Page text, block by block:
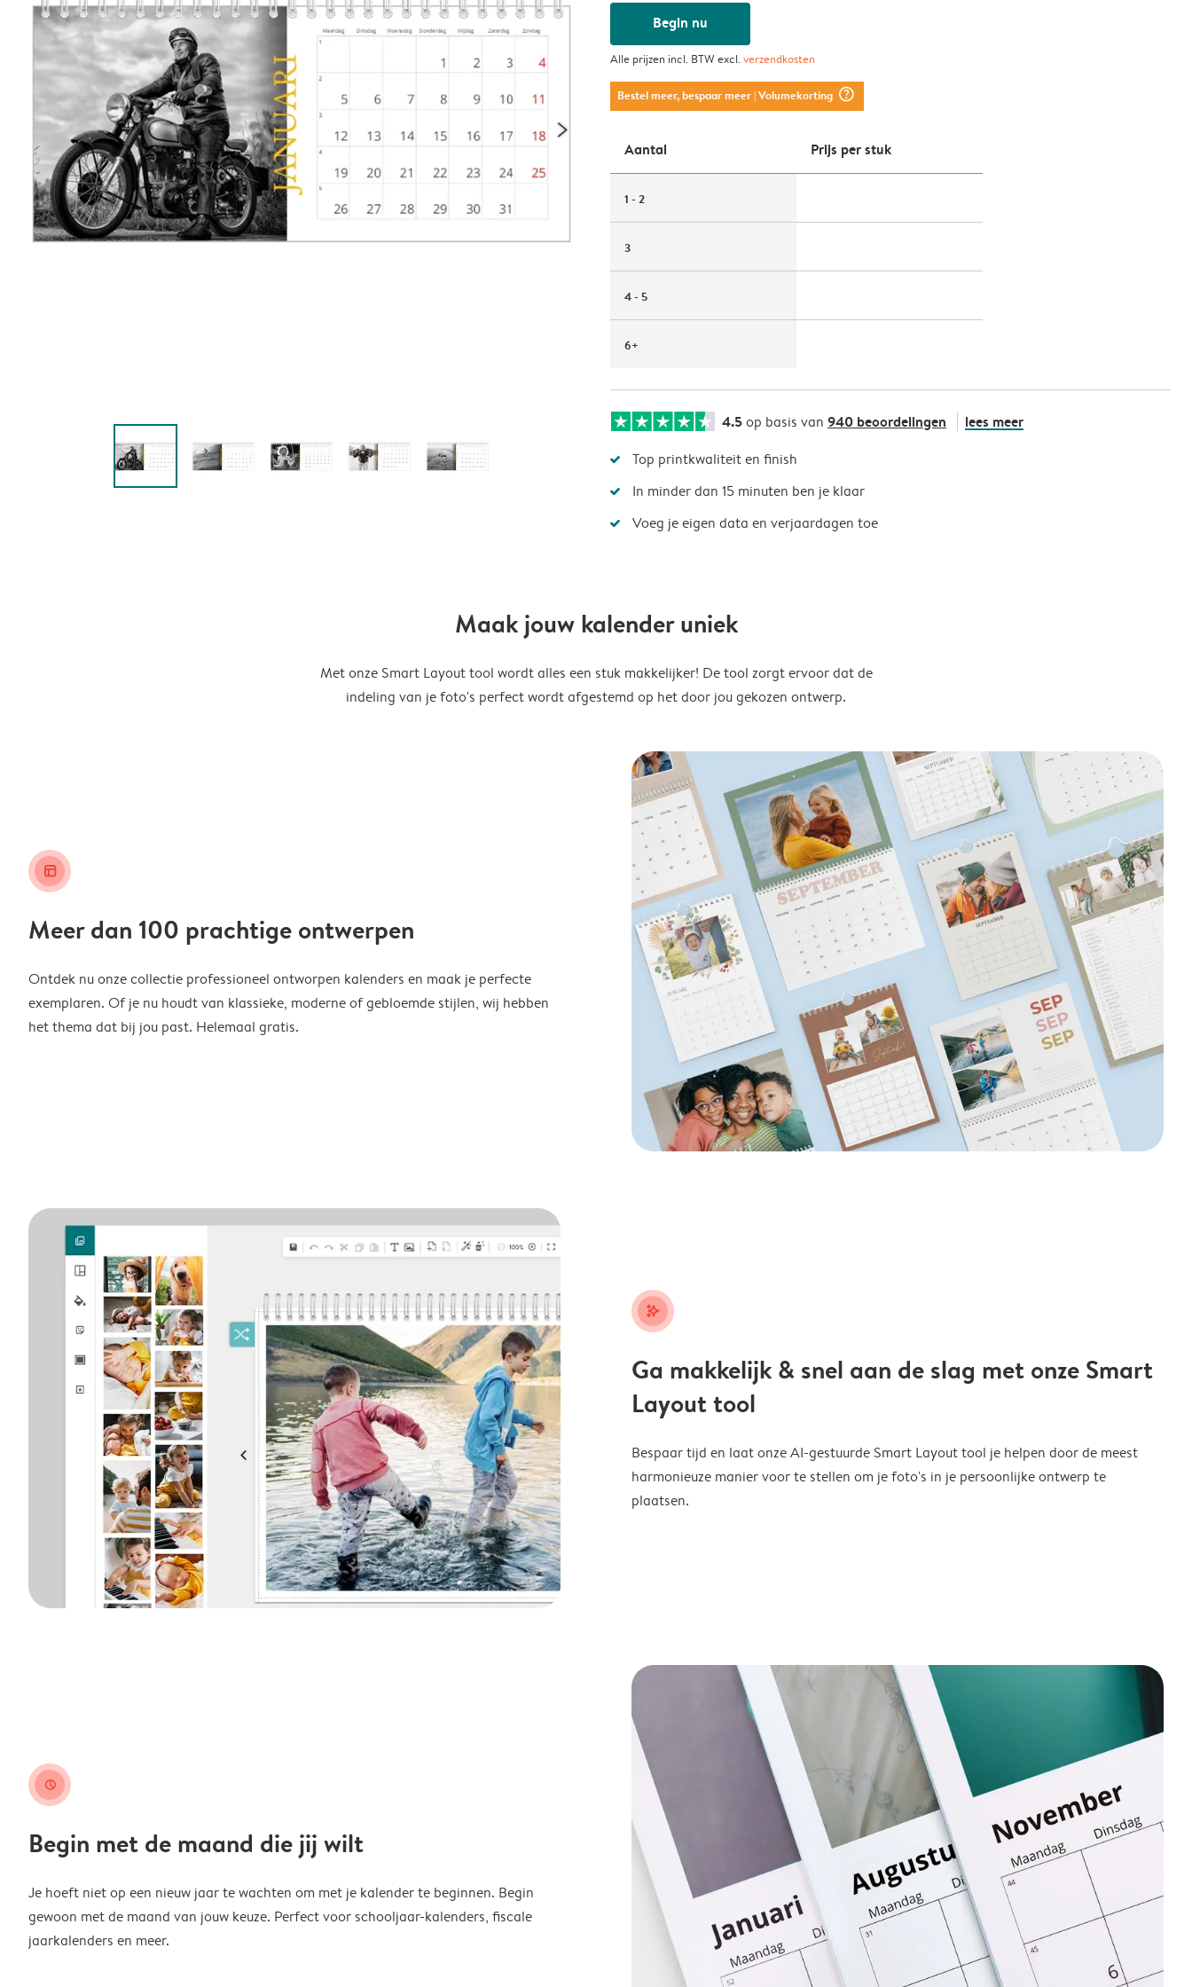
Begin nu
Alle prijzen incl. BTW excl.verzendkosten
Bestel meer, bespaar meer| Volumekorting question_mark_circle
Aantal Prijs per stuk
1 - 2
3
4 - 5
6+
4.5op basis van 940 beoordelingen lees meer
Top printkwaliteit en finish
In minder dan 15 minuten ben je klaar
Voeg je eigen data en verjaardagen toe
Maak jouw kalender uniek
Met onze Smart Layout tool wordt alles een stuk makkelijker! De tool zorgt ervoor dat de
indeling van je foto's perfect wordt afgestemd op het door jou gekozen ontwerp.
layout_alt
Meer dan 100 prachtige ontwerpen
Ontdek nu onze collectie professioneel ontworpen kalenders en maak je perfecte
exemplaren. Of je nu houdt van klassieke, moderne of gebloemde stijlen, wij hebben
het thema dat bij jou past. Helemaal gratis.
stars_plus
Ga makkelijk & snel aan de slag met onze Smart
Layout tool
Bespaar tijd en laat onze AI-gestuurde Smart Layout tool je helpen door de meest
harmonieuze manier voor te stellen om je foto's in je persoonlijke ontwerp te
plaatsen.
clock
Begin met de maand die jij wilt
Je hoeft niet op een nieuw jaar te wachten om met je kalender te beginnen. Begin
gewoon met de maand van jouw keuze. Perfect voor schooljaar-kalenders, fiscale
jaarkalenders en meer.